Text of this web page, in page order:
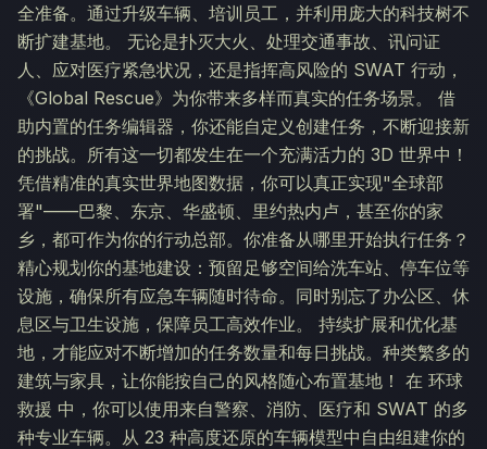
全准备。通过升级车辆、培训员工，并利用庞大的科技树不
断扩建基地。 无论是扑灭大火、处理交通事故、讯问证
人、应对医疗紧急状况，还是指挥高风险的 SWAT 行动，
《Global Rescue》为你带来多样而真实的任务场景。 借
助内置的任务编辑器，你还能自定义创建任务，不断迎接新
的挑战。所有这一切都发生在一个充满活力的 3D 世界中！
凭借精准的真实世界地图数据，你可以真正实现"全球部
署"——巴黎、东京、华盛顿、里约热内卢，甚至你的家
乡，都可作为你的行动总部。你准备从哪里开始执行任务？
精心规划你的基地建设：预留足够空间给洗车站、停车位等
设施，确保所有应急车辆随时待命。同时别忘了办公区、休
息区与卫生设施，保障员工高效作业。 持续扩展和优化基
地，才能应对不断增加的任务数量和每日挑战。种类繁多的
建筑与家具，让你能按自己的风格随心布置基地！ 在 环球
救援 中，你可以使用来自警察、消防、医疗和 SWAT 的多
种专业车辆。从 23 种高度还原的车辆模型中自由组建你的